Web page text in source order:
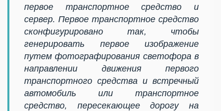
первое транспортное средство и
сервер. Первое транспортное средство
сконфигурировано так, чтобы
генерировать первое изображение
путем фотографирования светофора в
направлении движения первого
транспортного средства и встречный
автомобиль или транспортное
средство, пересекающее дорогу на